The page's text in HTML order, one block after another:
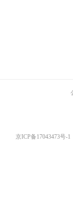
京ICP备17043473号-1